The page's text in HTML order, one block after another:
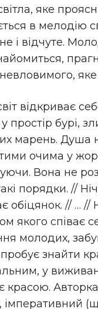
яке
в мелодію
і відчуте.
відкриває
у простір бурі,
марень. Душа
очима у
Вона не
порядки. //
обіцянок. // … //
якого співає
молодих,
знайти
у
красою.
імперативний